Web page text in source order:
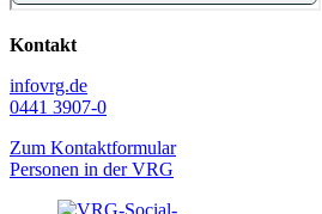
Kontakt
infovrg.de
0441 3907-0
Zum Kontaktformular
Personen in der VRG